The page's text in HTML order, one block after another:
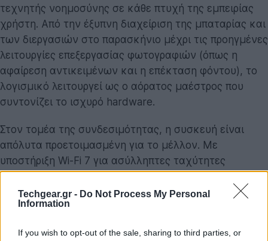
Techgear.gr - Do Not Process My Personal
Information
If you wish to opt-out of the sale, sharing to third parties, or
τεχνητής νοημοσύνης σε κάθε πτυχή της εμπειρίας
χρήστη. Από την έξυπνη διαχείριση της μπαταρίας και
των διεργασιών στο παρασκήνιο μέχρι τις προηγμένες
λειτουργίες επεξεργασίας φωτογραφιών (όπως η
αφαίρεση αντικειμένων και η επέκταση φόντου), το
λογισμικό λειτουργεί ως ο αόρατος μαέστρος που
συντονίζει το ισχυρό hardware.
Στον τομέα της συνδεσιμότητας, η συσκευή είναι
απόλυτα προετοιμασμένη για το μέλλον. Με
υποστήριξη Wi-Fi 7 για ασύλληπτες ταχύτητες
ασύρματης δικτύωσης, Bluetooth 5.4 για σταθερή
σύνδεση με περιφερειακά και πλήρη κάλυψη των
δικτύων 5G, το F8 Ultra αποτελεί ένα κέντρο
Gen 1 επιτρέπει επίσης γρήγορη μεταφορά δεδομένων